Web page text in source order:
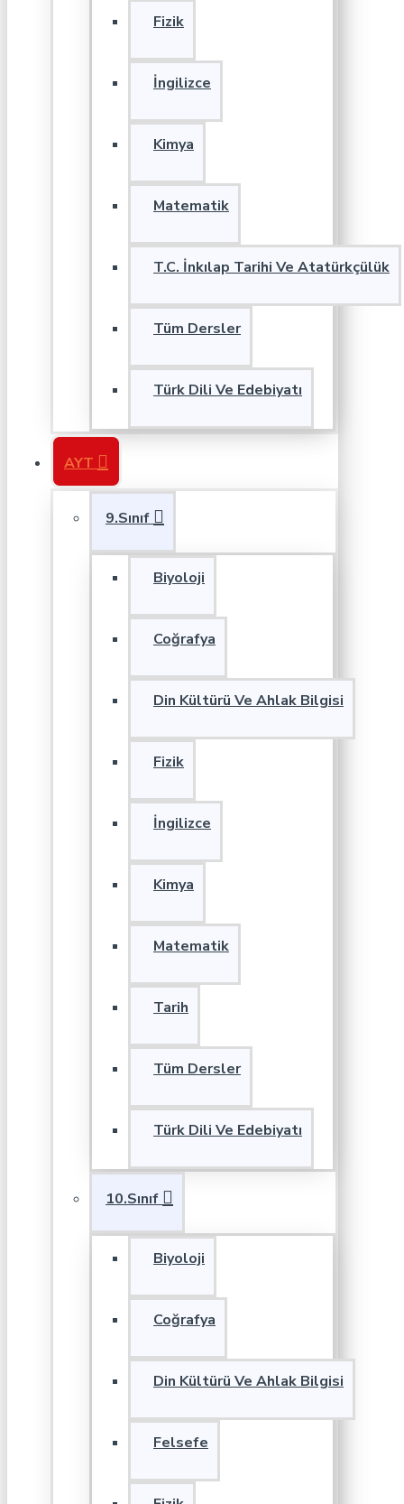
Fizik
İngilizce
Kimya
Matematik
T.C. İnkılap Tarihi Ve Atatürkçülük
Tüm Dersler
Türk Dili Ve Edebiyatı
AYT
9.Sınıf
Biyoloji
Coğrafya
Din Kültürü Ve Ahlak Bilgisi
Fizik
İngilizce
Kimya
Matematik
Tarih
Tüm Dersler
Türk Dili Ve Edebiyatı
10.Sınıf
Biyoloji
Coğrafya
Din Kültürü Ve Ahlak Bilgisi
Felsefe